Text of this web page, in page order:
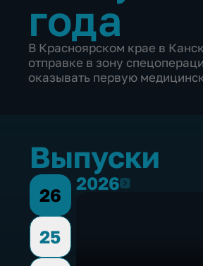
года
В Красноярском крае в
отправке в зону
оказывать первую
Выпуски
26
25
20262026